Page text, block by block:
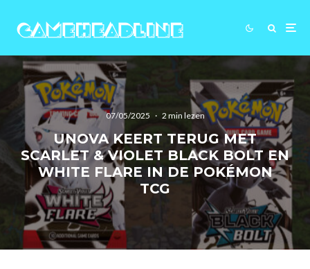
07/05/2025 · 2 min lezen
UNOVA KEERT TERUG MET
SCARLET & VIOLET BLACK BOLT EN
WHITE FLARE IN DE POKÉMON
TCG